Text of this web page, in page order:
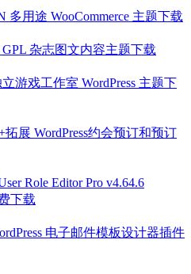
多用途 WooCommerce 主题下载
GPL 杂志图文内容主题下载
立游戏工作室 WordPress 主题下
拓展 WordPress约会预订和预订
Role Editor Pro v4.64.6
下载
电子邮件模板设计器插件